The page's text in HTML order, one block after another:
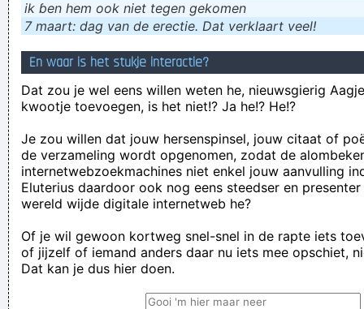
ik ɓen hem ook niet tegen gekomen
7 maart: dag van de erectie. Dat verklaart veel!
En waar is het stukje interactie?
Dat zou je wel eens willen weten he, nieuwsgierig
kwootje toevoegen, is het niet!? Ja he!? He!?
Je zou willen dat jouw hersenspinsel, jouw citaat of
de verzameling wordt opgenomen, zodat de
internetwebzoekmachines niet enkel jouw aanvulling
Eluterius daardoor ook nog eens steedser en
wereld wijde digitale internetweb he?
Of je wil gewoon kortweg snel-snel in de rapte iets
of jijzelf of iemand anders daar nu iets mee opschiet,
Dat kan je dus hier doen.